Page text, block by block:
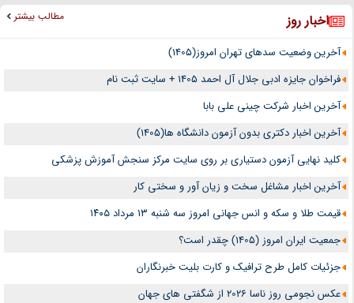
اخبار روز مطالب بیشتر
آخرین وضعیت سدهای تهران امروز(1405)
فراخوان جایزه ادبی جلال آل احمد 1405 + سایت ثبت نام
آخرین اخبار شرکت چینی علی بابا
آخرین اخبار دکتری بدون آزمون دانشگاه ها(1405)
کلید نهایی آزمون دستیاری بر روی سایت مرکز سنجش آموزش پزشکی
آخرین اخبار مشاغل سخت و زیان آور و سختی کار
قیمت طلا و سکه و انس جهانی امروز سه شنبه ۱۳ مرداد ۱۴۰۵
جمعیت ایران امروز (1405) چقدر است؟
جزئیات کامل طرح ترافیک و کارت بلیت خبرنگاران
عکس نجومی روز ناسا 2026 از شگفتی های جهان